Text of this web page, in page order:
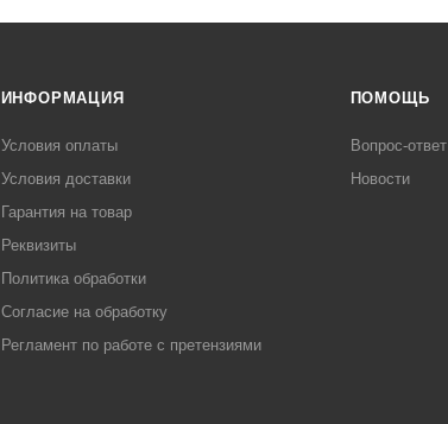
ИНФОРМАЦИЯ
Условия оплаты
Условия доставки
Гарантия на товар
Реквизиты
Политика обработки
Согласие на обработку
Регламент по работе с претензиями
ПОМОЩЬ
Вопрос-ответ
Новости